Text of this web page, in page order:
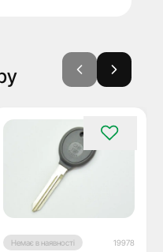
Немає в наявності 19978